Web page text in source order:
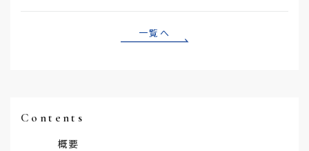
一覧へ
Contents
概要